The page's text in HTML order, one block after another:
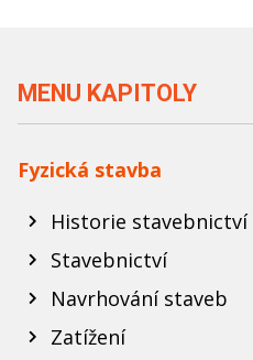
MENU KAPITOLY
Fyzická stavba
Historie stavebnictví
Stavebnictví
Navrhování staveb
Zatížení